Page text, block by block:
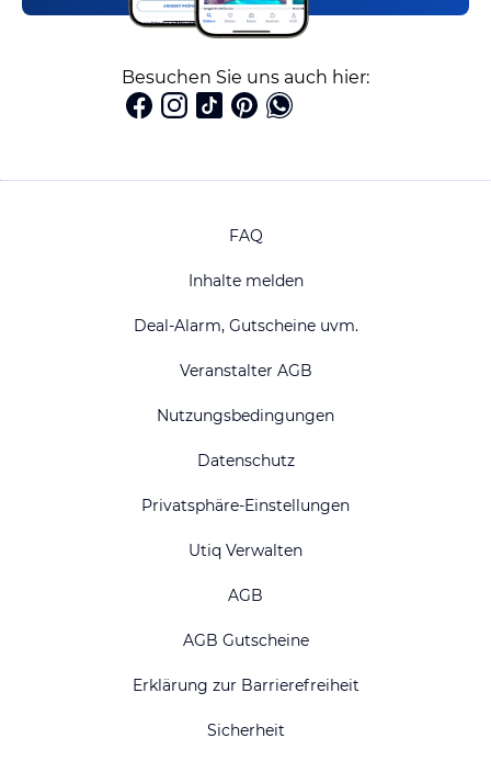
Besuchen Sie uns auch hier:
FAQ
Inhalte melden
Deal-Alarm, Gutscheine uvm.
Veranstalter AGB
Nutzungsbedingungen
Datenschutz
Privatsphäre-Einstellungen
Utiq Verwalten
AGB
AGB Gutscheine
Erklärung zur Barrierefreiheit
Sicherheit